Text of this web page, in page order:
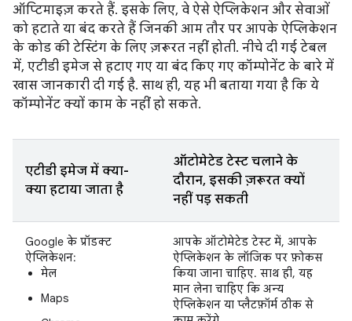
ऑप्टिमाइज़ करते हैं. इसके लिए, वे ऐसे ऐप्लिकेशन और सेवाओं
को हटाते या बंद करते हैं जिनकी आम तौर पर आपके ऐप्लिकेशन
के कोड की टेस्टिंग के लिए ज़रूरत नहीं होती. नीचे दी गई टेबल
में, एटीडी इमेज से हटाए गए या बंद किए गए कॉम्पोनेंट के बारे में
खास जानकारी दी गई है. साथ ही, यह भी बताया गया है कि ये
कॉम्पोनेंट क्यों काम के नहीं हो सकते.
एटीडी इमेज में क्या-
क्या हटाया जाता है
ऑटोमेटेड टेस्ट चलाने के
दौरान, इसकी ज़रूरत क्यों
नहीं पड़ सकती
Google के प्रॉडक्ट
ऐप्लिकेशन:
मेल
Maps
आपके ऑटोमेटेड टेस्ट में, आपके
ऐप्लिकेशन के लॉजिक पर फ़ोकस
किया जाना चाहिए. साथ ही, यह
मान लेना चाहिए कि अन्य
ऐप्लिकेशन या प्लैटफ़ॉर्म ठीक से